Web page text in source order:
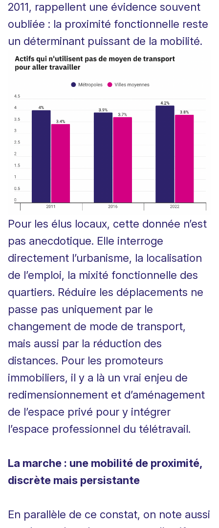
2011, rappellent une évidence souvent
oubliée : la proximité fonctionnelle reste
un déterminant puissant de la mobilité.
Pour les élus locaux, cette donnée n’est
pas anecdotique. Elle interroge
directement l’urbanisme, la localisation
de l’emploi, la mixité fonctionnelle des
quartiers. Réduire les déplacements ne
passe pas uniquement par le
changement de mode de transport,
mais aussi par la réduction des
distances. Pour les promoteurs
immobiliers, il y a là un vrai enjeu de
redimensionnement et d’aménagement
de l’espace privé pour y intégrer
l’espace professionnel du télétravail.
La marche : une mobilité de proximité,
discrète mais persistante
En parallèle de ce constat, on note aussi